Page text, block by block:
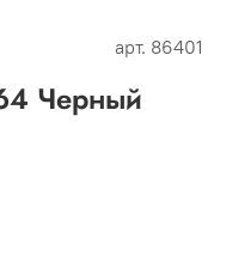
арт. 86401
Черный